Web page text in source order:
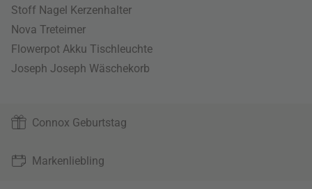
Stoff Nagel Kerzenhalter
Nova Treteimer
Flowerpot Akku Tischleuchte
Joseph Joseph Wäschekorb
Connox Geburtstag
Markenliebling